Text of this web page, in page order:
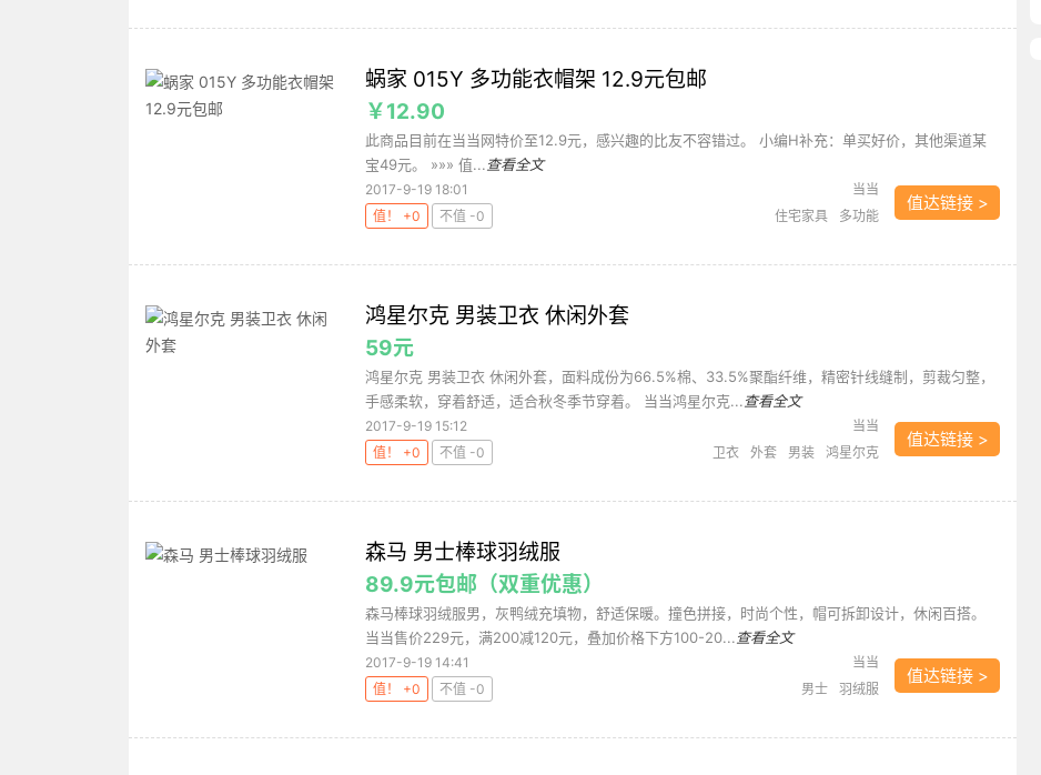
蜗家 015Y 多功能衣帽架 12.9元包邮
￥12.90
此商品目前在当当网特价至12.9元，感兴趣的比友不容错过。 小编H补充：单买好价，其他渠道某
宝49元。 »»» 值... 查看全文
2017-9-19 18:01
当当
值！ +0
不值 -0 住宅家具 多功能
值达链接 >
鸿星尔克 男装卫衣 休闲外套
59元
鸿星尔克 男装卫衣 休闲外套，面料成份为66.5%棉、33.5%聚酯纤维，精密针线缝制，剪裁匀整，
手感柔软，穿着舒适，适合秋冬季节穿着。 当当鸿星尔克... 查看全文
2017-9-19 15:12
当当
值！ +0
不值 -0 卫衣 外套 男装 鸿星尔克
值达链接 >
森马 男士棒球羽绒服
89.9元包邮（双重优惠）
森马棒球羽绒服男，灰鸭绒充填物，舒适保暖。撞色拼接，时尚个性，帽可拆卸设计，休闲百搭。
当当售价229元，满200减120元，叠加价格下方100-20... 查看全文
2017-9-19 14:41
当当
值！ +0
不值 -0 男士 羽绒服
值达链接 >